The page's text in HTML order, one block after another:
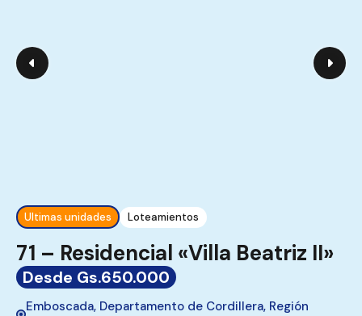
Ultimas unidades Loteamientos
71 – Residencial «Villa Beatriz II»
Desde Gs.650.000
Emboscada, Departamento de Cordillera, Región